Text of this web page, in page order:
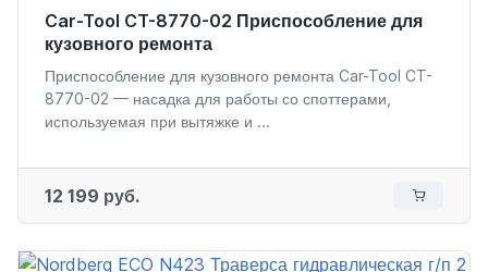
Car-Tool CT-8770-02 Приспособление для
кузовного ремонта
Приспособление для кузовного ремонта Car-Tool CT-
8770-02 — насадка для работы со споттерами,
используемая при вытяжке и ...
12 199 руб.